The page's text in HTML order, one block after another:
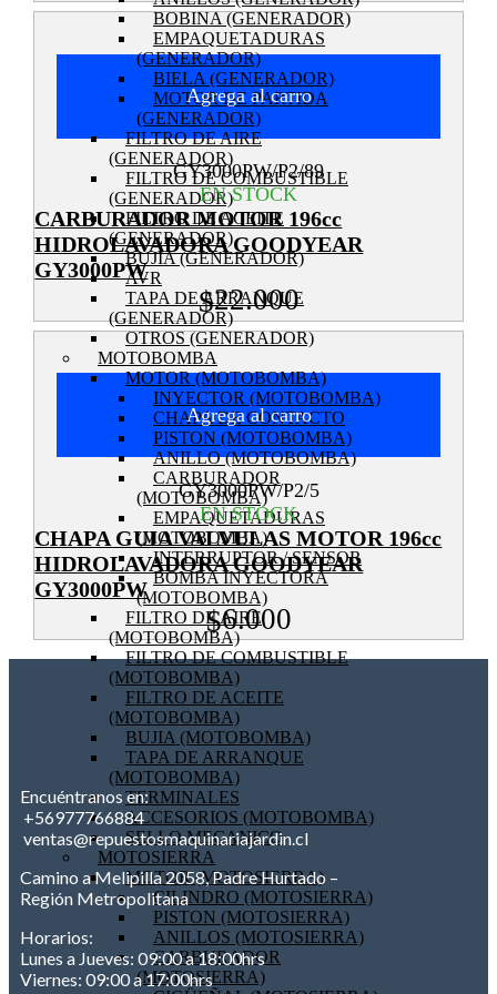
BOBINA (GENERADOR)
EMPAQUETADURAS
(GENERADOR)
BIELA (GENERADOR)
MOTOR DE PARTIDA
(GENERADOR)
FILTRO DE AIRE
(GENERADOR)
FILTRO DE COMBUSTIBLE
(GENERADOR)
FILTRO DE ACEITE
(GENERADOR)
BUJIA (GENERADOR)
AVR
TAPA DE ARRANQUE
(GENERADOR)
OTROS (GENERADOR)
MOTOBOMBA
MOTOR (MOTOBOMBA)
INYECTOR (MOTOBOMBA)
CHAPA DE CONTACTO
PISTON (MOTOBOMBA)
ANILLO (MOTOBOMBA)
CARBURADOR
(MOTOBOMBA)
EMPAQUETADURAS
(MOTOBOMBA)
INTERRUPTOR / SENSOR
BOMBA INYECTORA
(MOTOBOMBA)
FILTRO DE AIRE
(MOTOBOMBA)
FILTRO DE COMBUSTIBLE
(MOTOBOMBA)
FILTRO DE ACEITE
(MOTOBOMBA)
BUJIA (MOTOBOMBA)
TAPA DE ARRANQUE
(MOTOBOMBA)
TERMINALES
ACCESORIOS (MOTOBOMBA)
SELLO MECANICO
MOTOSIERRA
MOTOR (MOTOSIERRA)
CILINDRO (MOTOSIERRA)
PISTON (MOTOSIERRA)
ANILLOS (MOTOSIERRA)
CARBURADOR
(MOTOSIERRA)
Agrega al carro
GY3000PW/P2/89
EN STOCK
CARBURADOR MOTOR 196cc
HIDROLAVADORA GOODYEAR
GY3000PW
$22.000
Agrega al carro
GY3000PW/P2/5
EN STOCK
CHAPA GUIA VALVULAS MOTOR 196cc
HIDROLAVADORA GOODYEAR
GY3000PW
$6.000
Encuéntranos en:
+56977766884
ventas@repuestosmaquinariajardin.cl
Camino a Melipilla 2058, Padre Hurtado –
Región Metropolitana
Horarios:
Lunes a Jueves: 09:00 a 18:00hrs
Viernes: 09:00 a 17:00hrs